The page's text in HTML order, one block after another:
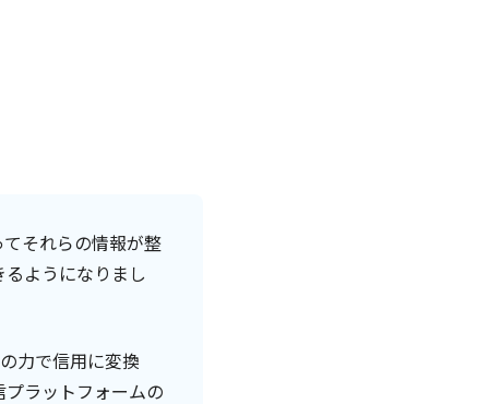
それらの情報が整
ようになりまし
力で信用に変換
ラットフォームの